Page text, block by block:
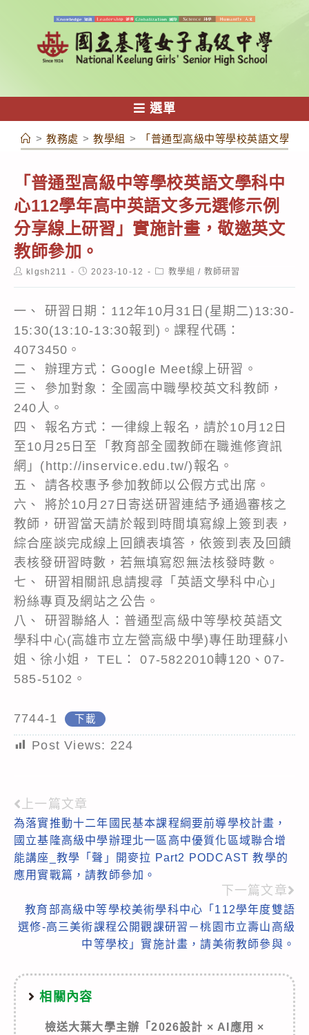
容
選單
> 教務處 > 教學組 > 「普通型高級中等學校英語文學
「普通型高級中等學校英語文學科中
心112學年高中英語文多元選修示例
分享線上研習」實施計畫，敬邀英文
教師參加。
Postklgsh211
Post2023-10-12
Post教學組 / 教師研習
一、 研習日期：112年10月31日(星期二)13:30-
15:30(13:10-13:30報到)。課程代碼：
4073450。
二、 辦理方式：Google Meet線上研習。
三、 參加對象：全國高中職學校英文科教師，
240人。
四、 報名方式：一律線上報名，請於10月12日
至10月25日至「教育部全國教師在職進修資訊
網」(http://inservice.edu.tw/)報名。
五、 請各校惠予參加教師以公假方式出席。
六、 將於10月27日寄送研習連結予通過審核之
教師，研習當天請於報到時間填寫線上簽到表，
綜合座談完成線上回饋表填答，依簽到表及回饋
表核發研習時數，若無填寫恕無法核發時數。
七、 研習相關訊息請搜尋「英語文學科中心」
粉絲專頁及網站之公告。
八、 研習聯絡人：普通型高級中等學校英語文
學科中心(高雄市立左營高級中學)專任助理蘇小
姐、徐小姐， TEL： 07-5822010轉120、07-
585-5102。
7744-1 下載
Post Views: 224
Read
more
articles
上一篇文章
為落實推動十二年國民基本課程綱要前導學校計畫，
國立基隆高級中學辦理北一區高中優質化區域聯合增
能講座_教學「聲」開麥拉 Part2 PODCAST 教學的
應用實戰篇，請教師參加。
下一篇文章
教育部高級中等學校美術學科中心「112學年度雙語
選修-高三美術課程公開觀課研習－桃園市立壽山高級
中等學校」實施計畫，請美術教師參與。
相關內容
檢送大葉大學主辦「2026設計 × AI應用 ×